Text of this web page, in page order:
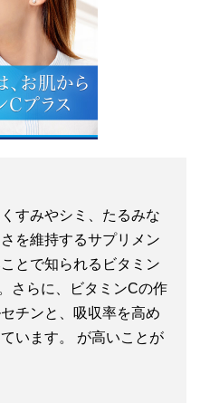
すみやシミ、たるみな
を維持するサプリメン
とで知られるビタミン
さらに、ビタミンCの作
チンと、吸収率を高め
います。 が高いことが